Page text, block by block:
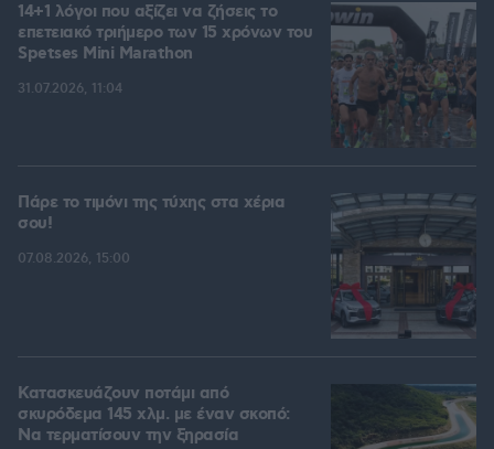
14+1 λόγοι που αξίζει να ζήσεις το
επετειακό τριήμερο των 15 χρόνων του
Spetses Mini Marathon
31.07.2026, 11:04
Πάρε το τιμόνι της τύχης στα χέρια
σου!
07.08.2026, 15:00
Κατασκευάζουν ποτάμι από
σκυρόδεμα 145 χλμ. με έναν σκοπό:
Να τερματίσουν την ξηρασία